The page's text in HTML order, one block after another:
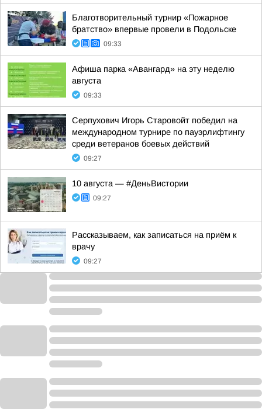
Благотворительный турнир «Пожарное
братство» впервые провели в Подольске
09:33
Афиша парка «Авангард» на эту неделю
августа
09:33
Серпухович Игорь Старовойт победил на
международном турнире по пауэрлифтингу
среди ветеранов боевых действий
09:27
10 августа — #ДеньВистории
09:27
Рассказываем, как записаться на приём к
врачу
09:27